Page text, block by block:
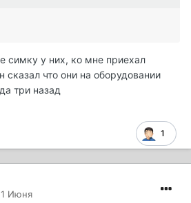
симку у них, ко мне приехал
сказал что они на оборудовании
три назад
1
Июня